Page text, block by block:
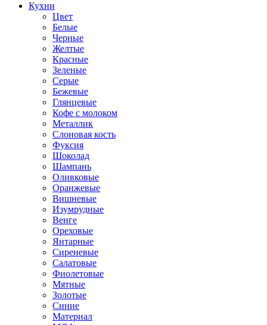
Кухни
Цвет
Белые
Черные
Желтые
Красные
Зеленые
Серые
Бежевые
Глянцевые
Кофе с молоком
Металлик
Слоновая кость
Фуксия
Шоколад
Шампань
Оливковые
Оранжевые
Вишневые
Изумрудные
Венге
Ореховые
Янтарные
Сиреневые
Салатовые
Фиолетовые
Мятные
Золотые
Синие
Материал